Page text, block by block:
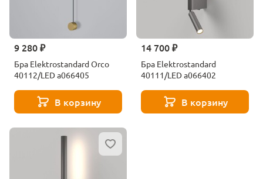
9 280 ₽
Бра Elektrostandard Orco
40112/LED a066405
В корзину
14 700 ₽
Бра Elektrostandard
40111/LED a066402
В корзину